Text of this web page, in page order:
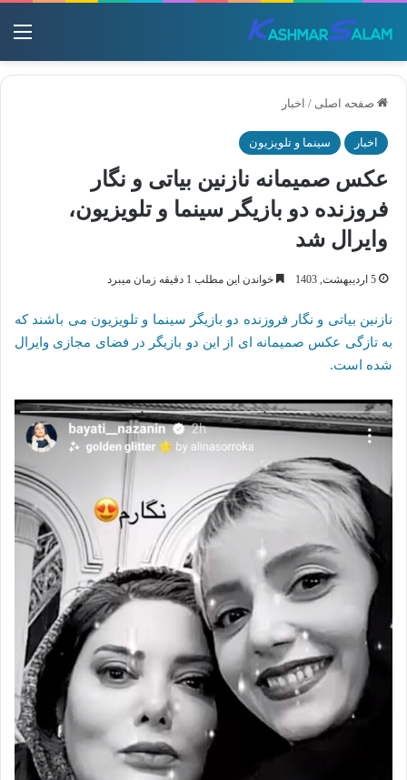
صفحه اصلی / اخبار
اخبار سینما و تلویزیون
عکس صمیمانه نازنین بیاتی و نگار
فروزنده دو بازیگر سینما و تلویزیون،
وایرال شد
5 اردیبهشت, 1403 خواندن این مطلب 1 دقیقه زمان میبرد
نازنین بیاتی و نگار فروزنده دو بازیگر سینما و تلویزیون می باشند که
به تازگی عکس صمیمانه ای از این دو بازیگر در فضای مجازی وایرال
شده است.